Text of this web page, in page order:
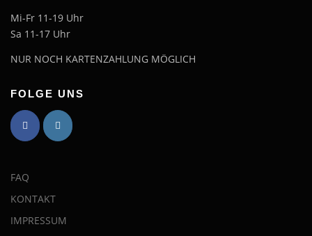
Mi-Fr 11-19 Uhr
Sa 11-17 Uhr
NUR NOCH KARTENZAHLUNG MÖGLICH
FOLGE UNS
FAQ
KONTAKT
IMPRESSUM